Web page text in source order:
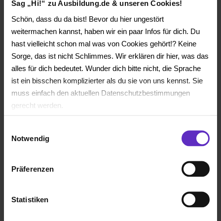
Sag „Hi!“ zu Ausbildung.de & unseren Cookies!
Schön, dass du da bist! Bevor du hier ungestört
weitermachen kannst, haben wir ein paar Infos für dich. Du
hast vielleicht schon mal was von Cookies gehört!? Keine
Sorge, das ist nicht Schlimmes. Wir erklären dir hier, was das
alles für dich bedeutet. Wunder dich bitte nicht, die Sprache
ist ein bisschen komplizierter als du sie von uns kennst. Sie
muss einfach den aktuellen Datenschutzbestimmungen
gerecht werden.
Webseite („Notwendig“), um von dir bei Benutzung der
analysieren („Statistiken“), um Informationen zu deiner
Notwendig
Präferenzen
Statistiken
Handel